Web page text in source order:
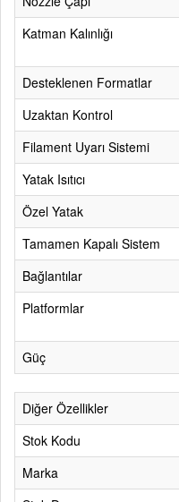
Katman Kalınlığı
Desteklenen Formatlar
Uzaktan Kontrol
Filament Uyarı Sistemi
Yatak Isıtıcı
Özel Yatak
Tamamen Kapalı Sistem
Bağlantılar
Platformlar
Güç
Diğer Özellikler
Stok Kodu
Marka